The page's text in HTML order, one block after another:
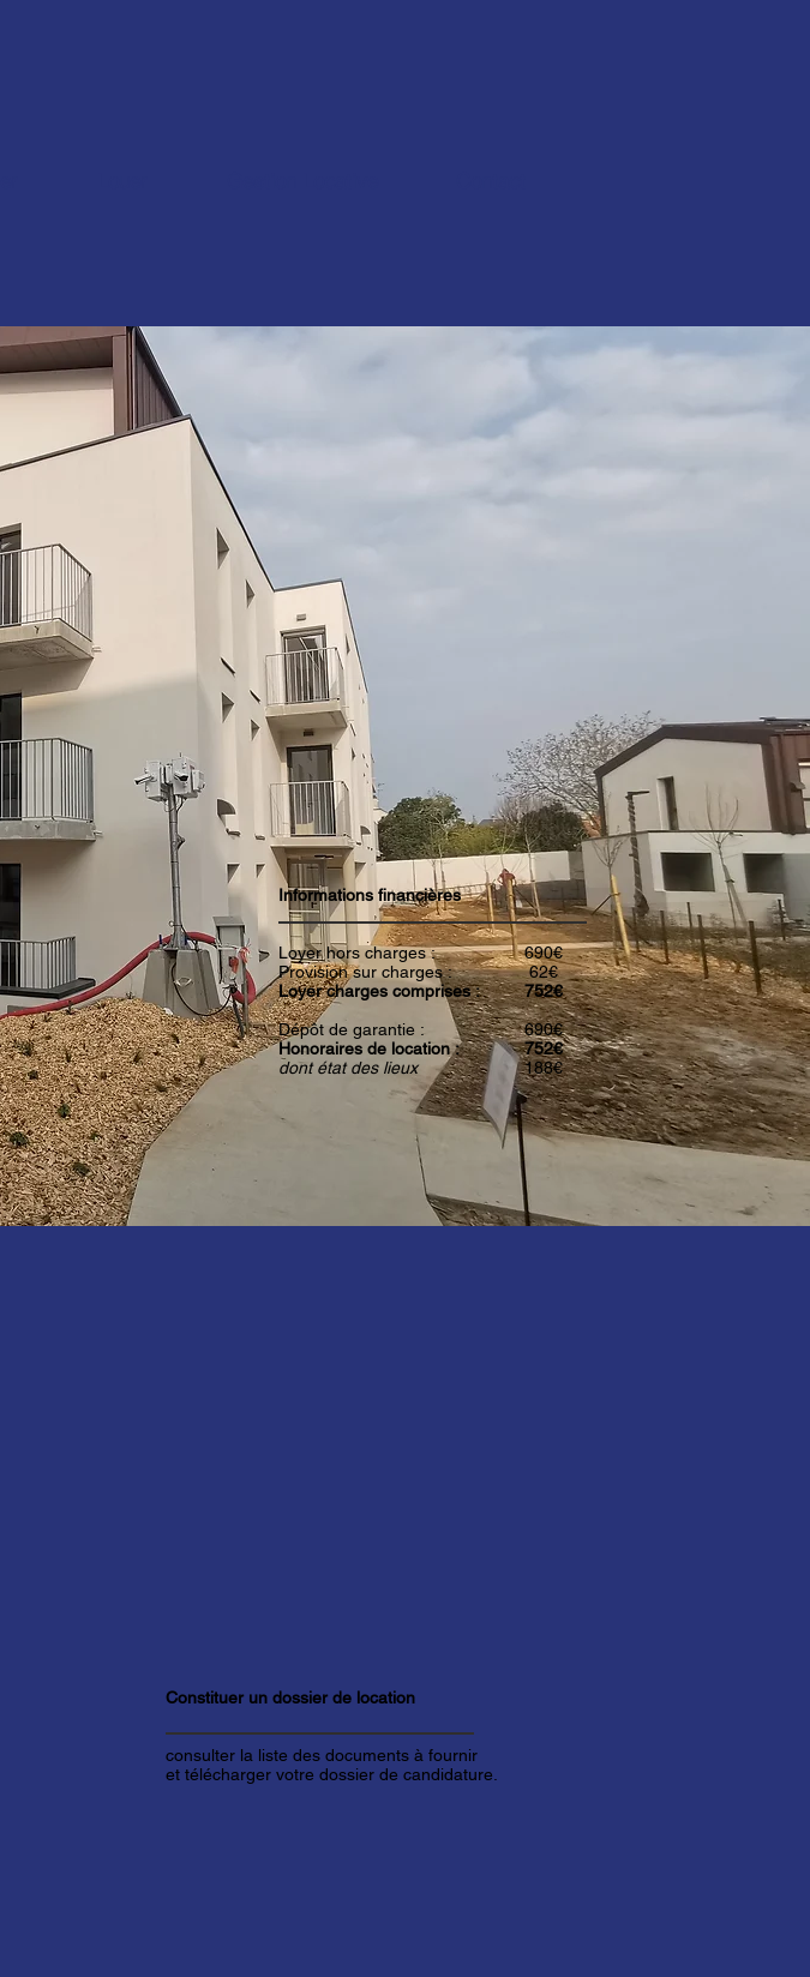
Informations financières
Loyer hors charges :
Provision sur charges :
Loyer charges comprises :
Dépôt de garantie :
Honoraires de location :
dont état des lieux
690€
62€
752€
690€
752€
188€
Constituer un dossier de location
consulter la liste des documents à fournir
et télécharger votre dossier de candidature.